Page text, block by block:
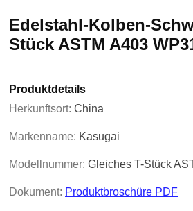
Edelstahl-Kolben-
Stück ASTM A403
Produktdetails
Herkunftsort: China
Markenname: Kasugai
Modellnummer: Gleiches T-Stück
Dokument: Produktbroschüre PDF